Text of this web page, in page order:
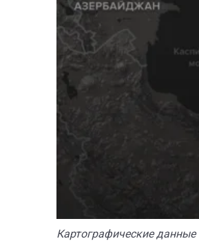
Картографические данные